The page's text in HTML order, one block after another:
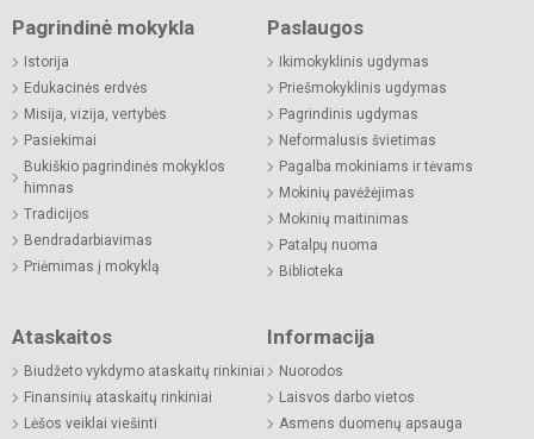
Pagrindinė mokykla
Istorija
Edukacinės erdvės
Misija, vizija, vertybės
Pasiekimai
Bukiškio pagrindinės mokyklos
himnas
Tradicijos
Bendradarbiavimas
Priėmimas į mokyklą
Paslaugos
Ikimokyklinis ugdymas
Priešmokyklinis ugdymas
Pagrindinis ugdymas
Neformalusis švietimas
Pagalba mokiniams ir tėvams
Mokinių pavėžėjimas
Mokinių maitinimas
Patalpų nuoma
Biblioteka
Ataskaitos
Biudžeto vykdymo ataskaitų rinkiniai
Finansinių ataskaitų rinkiniai
Lėšos veiklai viešinti
Informacija
Nuorodos
Laisvos darbo vietos
Asmens duomenų apsauga